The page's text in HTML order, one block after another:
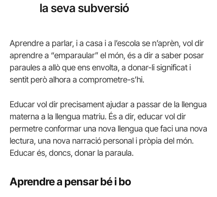
la seva subversió
Aprendre a parlar, i a casa i a l’escola se n’aprèn, vol dir
aprendre a “emparaular” el món, és a dir a saber posar
paraules a allò que ens envolta, a donar-li significat i
sentit però alhora a comprometre-s’hi.
Educar vol dir precisament ajudar a passar de la llengua
materna a la llengua matriu. És a dir, educar vol dir
permetre conformar una nova llengua que faci una nova
lectura, una nova narració personal i pròpia del món.
Educar és, doncs, donar la paraula.
Aprendre a pensar bé i bo